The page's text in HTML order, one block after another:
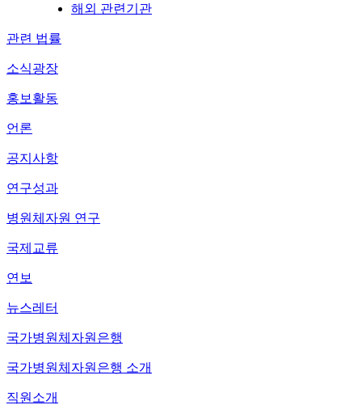
해외 관련기관
관련 법률
소식광장
홍보활동
언론
공지사항
연구성과
병원체자원 연구
국제교류
연보
뉴스레터
국가병원체자원은행
국가병원체자원은행 소개
직원소개